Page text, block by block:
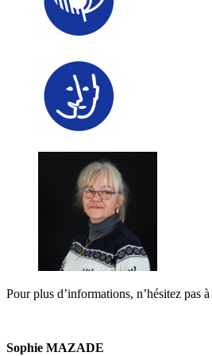
Pour plus d’informations, n’hésitez pas à
Sophie MAZADE